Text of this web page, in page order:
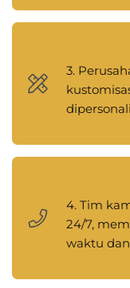
3.
4. Tim
24/7,
waktu